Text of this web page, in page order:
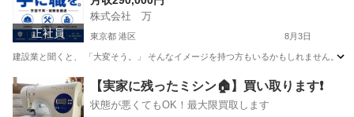
正社員
株式会社 万
東京都 港区 8月3日
建設業と聞くと、 「大変そう。」 そんなイメージを持つ方もいるかもしれません。
港区 その他
【実家に残ったミシン🏠】買い取ります❗️
状態が悪くてもOK！最大限買取します